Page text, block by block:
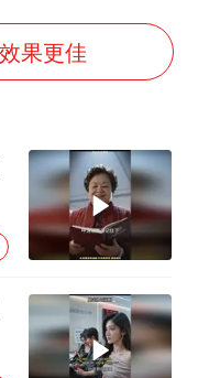
台湾海峡南口北上船舶实施交通管制
本智和
DeepSeek投资宇树科技意味什么
秋了吗
三”但要降薪1000元
未来
果更佳